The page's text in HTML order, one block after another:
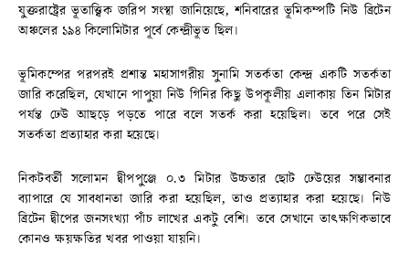
যুক্তরাষ্ট্রের ভূতাত্ত্বিক জরিপ সংস্থা জানিয়েছে, শনিবারের ভূমিকম্পটি নিউ ব্রিটেন
অঞ্চলের ১৯৪ কিলোমিটার পূর্বে কেন্দ্রীভূত ছিল।
ভূমিকম্পের পরপরই প্রশান্ত মহাসাগরীয় সুনামি সতর্কতা কেন্দ্র একটি সতর্কতা
জারি করেছিল, যেখানে পাপুয়া নিউ গিনির কিছু উপকূলীয় এলাকায় তিন মিটার
পর্যন্ত ঢেউ আছড়ে পড়তে পারে বলে সতর্ক করা হয়েছিল। তবে পরে সেই
সতর্কতা প্রত্যাহার করা হয়েছে।
নিকটবর্তী সলোমন দ্বীপপুঞ্জে ০.৩ মিটার উচ্চতার ছোট ঢেউয়ের সম্ভাবনার
ব্যাপারে যে সাবধানতা জারি করা হয়েছিল, তাও প্রত্যাহার করা হয়েছে। নিউ
ব্রিটেন দ্বীপের জনসংখ্যা পাঁচ লাখের একটু বেশি। তবে সেখানে তাৎক্ষণিকভাবে
কোনও ক্ষয়ক্ষতির খবর পাওয়া যায়নি।